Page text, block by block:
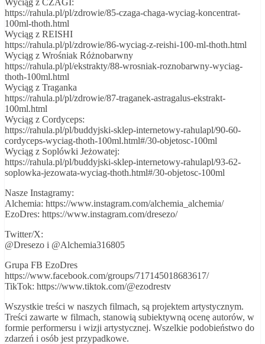
https://rahula.pl/pl/zdrowie/85-czaga-chaga-wyciag-koncentrat-
100ml-thoth.html
Wyciąg z REISHI
https://rahula.pl/pl/zdrowie/86-wyciag-z-reishi-100-ml-thoth.html
Wyciąg z Wrośniak Różnobarwny
https://rahula.pl/pl/ekstrakty/88-wrosniak-roznobarwny-wyciag-
thoth-100ml.html
Wyciąg z Traganka
https://rahula.pl/pl/zdrowie/87-traganek-astragalus-ekstrakt-
100ml.html
Wyciąg z Cordyceps:
https://rahula.pl/pl/buddyjski-sklep-internetowy-rahulapl/90-60-
cordyceps-wyciag-thoth-100ml.html#/30-objetosc-100ml
Wyciąg z Soplówki Jeżowatej:
https://rahula.pl/pl/buddyjski-sklep-internetowy-rahulapl/93-62-
soplowka-jezowata-wyciag-thoth.html#/30-objetosc-100ml
Nasze Instagramy:
Alchemia: https://www.instagram.com/alchemia_alchemia/
EzoDres: https://www.instagram.com/dresezo/
Twitter/X:
@Dresezo i @Alchemia316805
Grupa FB EzoDres
https://www.facebook.com/groups/717145018683617/
TikTok: https://www.tiktok.com/@ezodrestv
Wszystkie treści w naszych filmach, są projektem artystycznym.
Treści zawarte w filmach, stanowią subiektywną ocenę autorów, w
formie performersu i wizji artystycznej. Wszelkie podobieństwo do
zdarzeń i osób jest przypadkowe.